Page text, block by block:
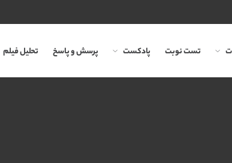
تست نوبت پادکست پرسش و پاسخ تحلیل فیلم